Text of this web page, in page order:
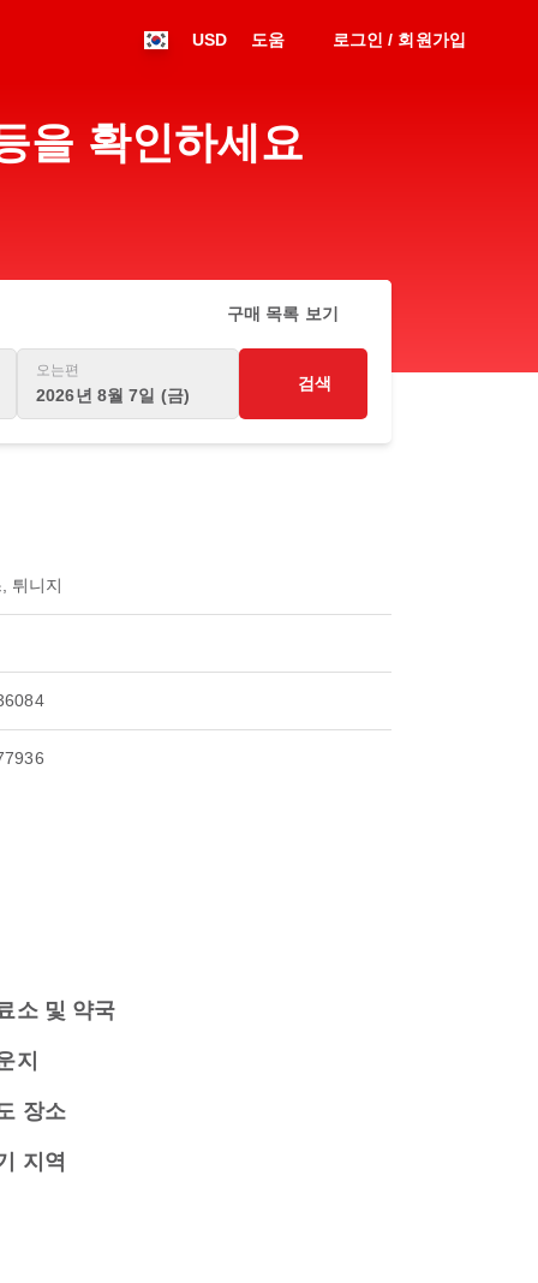
USD 도움 로그인 / 회원가입
을 확인하세요
구매 목록 보기
오는편
2026년 8월 7일 (금)
검색
튀니지
소 및 약국
지
장소
지역